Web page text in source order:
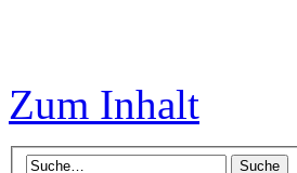
Zum Inhalt